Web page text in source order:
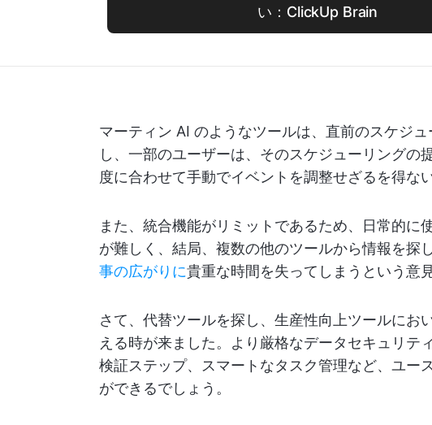
い：ClickUp Brain
マーティン AI のようなツールは、直前のスケジ
し、一部のユーザーは、そのスケジューリングの
度に合わせて手動でイベントを調整せざるを得な
また、統合機能がリミットであるため、日常的に
が難しく、結局、複数の他のツールから情報を探
事の広がりに貴重な時間を失ってしまうという意
さて、代替ツールを探し、生産性向上ツールにお
える時が来ました。より厳格なデータセキュリテ
検証ステップ、スマートなタスク管理など、ユー
ができるでしょう。